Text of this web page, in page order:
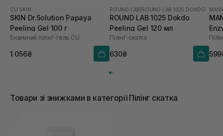
CU SKIN
SKIN Dr.Solution Papaya
Peeling Gel 100 г
Ензимний пілінг-гель СU
1 056₴
ROUND LAB ROUND LAB 1025 DOKDO
ROUND LAB 1025 Dokdo
Peeling Gel 120 мл
Пілінг-скатка
630₴
Товари зі знижками в категорії Пілінг скатка